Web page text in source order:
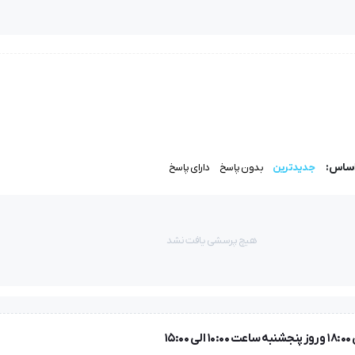
جدیدترین بدون پاسخ دارای پاسخ
هیچ پرسشی یافت نشد